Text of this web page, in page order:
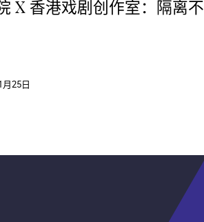
X 香港戏剧创作室：隔离不
25日